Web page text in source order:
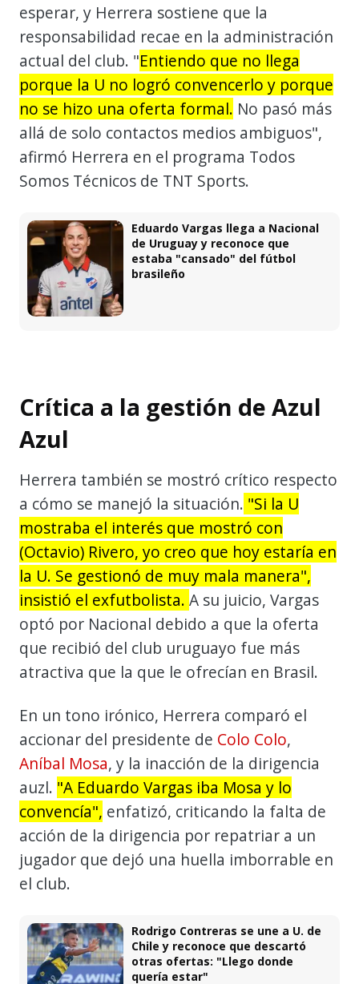
esperar, y Herrera sostiene que la
responsabilidad recae en la administración
actual del club. "Entiendo que no llega
porque la U no logró convencerlo y porque
no se hizo una oferta formal. No pasó más
allá de solo contactos medios ambiguos",
afirmó Herrera en el programa Todos
Somos Técnicos de TNT Sports.
Eduardo Vargas llega a Nacional
de Uruguay y reconoce que
estaba "cansado" del fútbol
brasileño
Crítica a la gestión de Azul
Azul
Herrera también se mostró crítico respecto
a cómo se manejó la situación. "Si la U
mostraba el interés que mostró con
(Octavio) Rivero, yo creo que hoy estaría en
la U. Se gestionó de muy mala manera",
insistió el exfutbolista. A su juicio, Vargas
optó por Nacional debido a que la oferta
que recibió del club uruguayo fue más
atractiva que la que le ofrecían en Brasil.
En un tono irónico, Herrera comparó el
accionar del presidente de Colo Colo,
Aníbal Mosa, y la inacción de la dirigencia
auzl. "A Eduardo Vargas iba Mosa y lo
convencía", enfatizó, criticando la falta de
acción de la dirigencia por repatriar a un
jugador que dejó una huella imborrable en
el club.
Rodrigo Contreras se une a U. de
Chile y reconoce que descartó
otras ofertas: "Llego donde
quería estar"